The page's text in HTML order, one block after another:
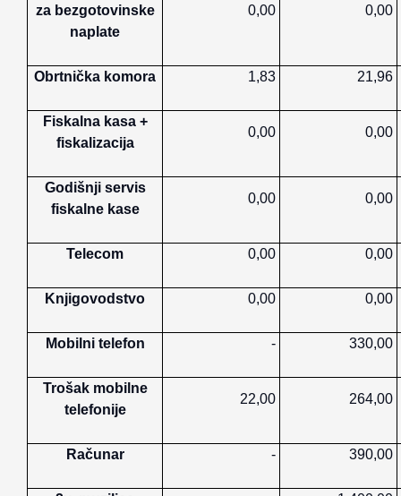
za bezgotovinske
naplate
0,00 0,00
Obrtnička komora 1,83 21,96
Fiskalna kasa +
fiskalizacija
0,00 0,00
Godišnji servis
fiskalne kase
0,00 0,00
Telecom 0,00 0,00
Knjigovodstvo 0,00 0,00
Mobilni telefon - 330,00
Trošak mobilne
telefonije
22,00 264,00
Računar - 390,00